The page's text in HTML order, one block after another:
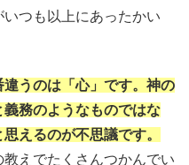
つも以上にあったかい
うのは「心」です。神の
務のようなものではな
えるのが不思議です。
教えでたくさんつかんでい